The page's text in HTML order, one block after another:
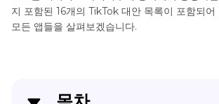
지 포함된 16개의 TikTok 대안 목록이 포함되어
모든 앱들을 살펴보겠습니다.